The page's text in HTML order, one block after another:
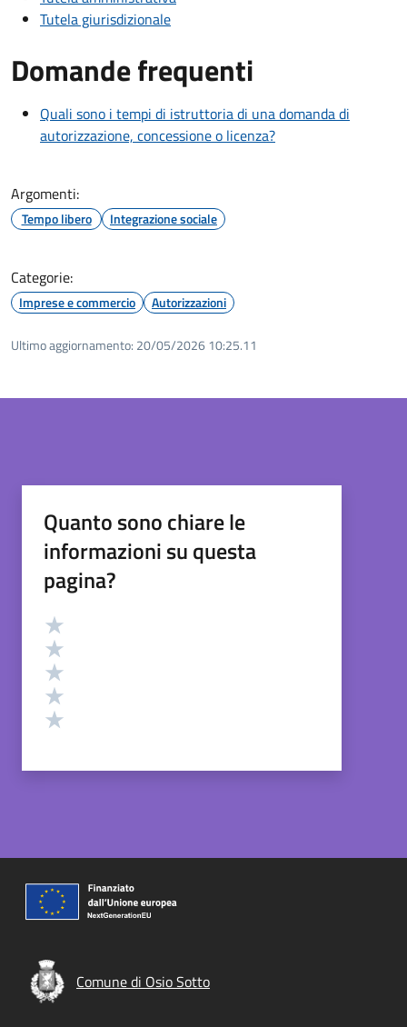
Tutela giurisdizionale
Domande frequenti
Quali sono i tempi di istruttoria di una domanda di
autorizzazione, concessione o licenza?
Argomenti:
Tempo libero Integrazione sociale
Categorie:
Imprese e commercio Autorizzazioni
Ultimo aggiornamento: 20/05/2026 10:25.11
Quanto sono chiare le
informazioni su questa
pagina?
Valutazione
Comune di Osio Sotto